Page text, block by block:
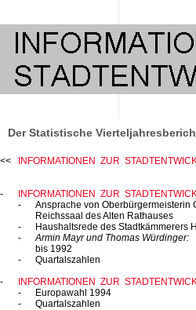
Der Statistische
INFORMATIONEN ZUR
INFORMATIONEN ZUR
Ansprache von
Reichssaal des Alten Rathauses
Haushaltsrede des Stadtkämmerers
Armin Mayr und Thomas Würdinger:
bis 1992
Quartalszahlen
INFORMATIONEN ZUR
Europawahl 1994
Quartalszahlen